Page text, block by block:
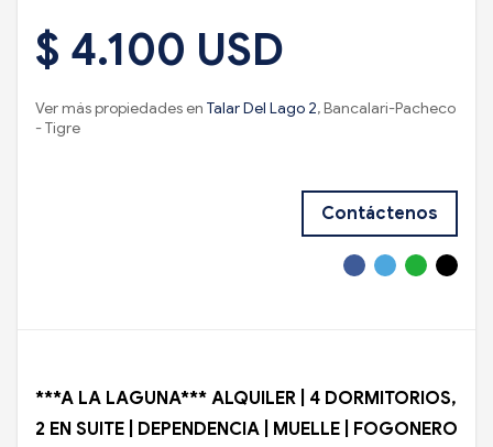
$ 4.100 USD
Ver más propiedades en Talar Del Lago 2, Bancalari-Pacheco
- Tigre
Contáctenos
***A LA LAGUNA*** ALQUILER | 4 DORMITORIOS,
2 EN SUITE | DEPENDENCIA | MUELLE | FOGONERO